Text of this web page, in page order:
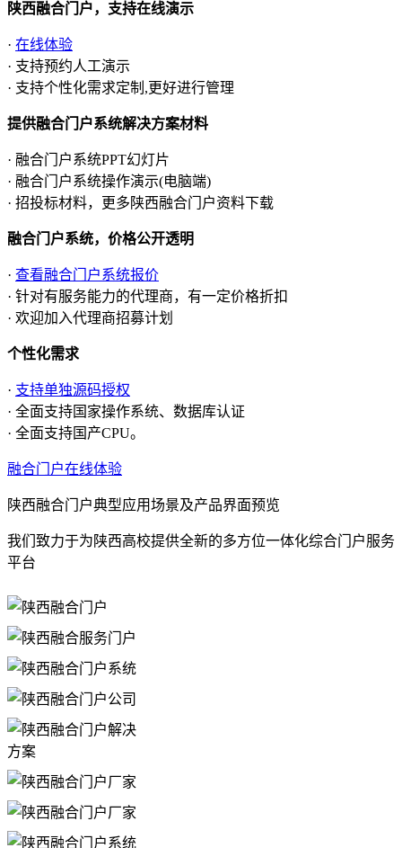
陕西融合门户，支持在线演示
· 在线体验
· 支持预约人工演示
· 支持个性化需求定制,更好进行管理
提供融合门户系统解决方案材料
· 融合门户系统PPT幻灯片
· 融合门户系统操作演示(电脑端)
· 招投标材料，更多陕西融合门户资料下载
融合门户系统，价格公开透明
· 查看融合门户系统报价
· 针对有服务能力的代理商，有一定价格折扣
· 欢迎加入代理商招募计划
个性化需求
· 支持单独源码授权
· 全面支持国家操作系统、数据库认证
· 全面支持国产CPU。
融合门户在线体验
陕西融合门户典型应用场景及产品界面预览
我们致力于为陕西高校提供全新的多方位一体化综合门户服务
平台